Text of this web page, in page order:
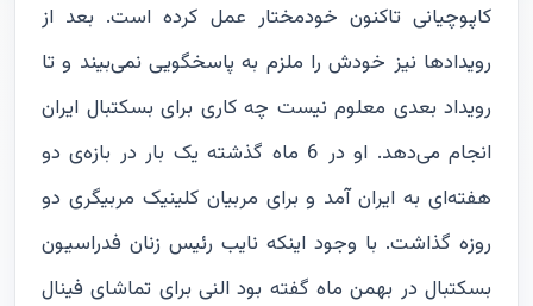
کاپوچیانی تاکنون خودمختار عمل کرده است. بعد از
رویدادها نیز خودش را ملزم به پاسخگویی نمی‌بیند و تا
رویداد بعدی معلوم نیست چه کاری برای بسکتبال ایران
انجام می‌دهد. او در 6 ماه گذشته یک بار در بازه‌ی دو
هفته‌ای به ایران آمد و برای مربیان کلینیک مربیگری دو
روزه گذاشت. با وجود اینکه نایب رئیس زنان فدراسیون
بسکتبال در بهمن ماه گفته بود النی برای تماشای فینال